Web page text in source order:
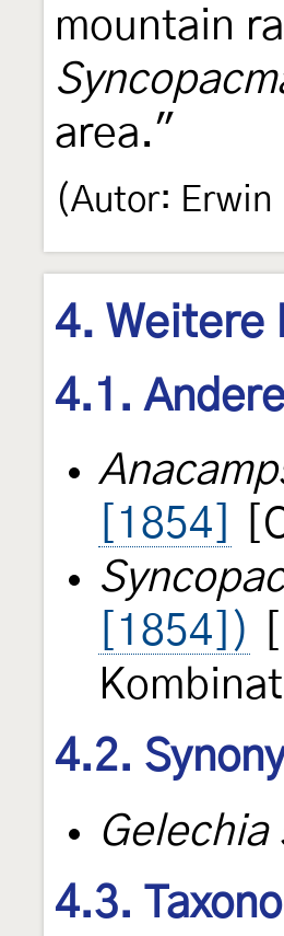
mountain
area."
(Autor: Erwin
4. Weitere
4.1.
[1854]
[1854])
4.2.
Gelechia
4.3.